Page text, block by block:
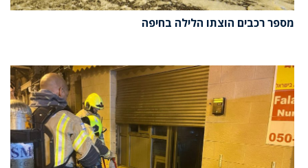
מספר רכבים הוצתו הלילה בחיפה